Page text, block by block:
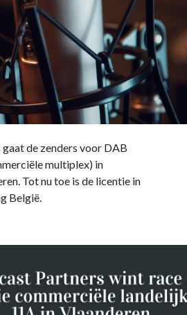
de zenders voor DAB
multiplex) in
Tot nu toe is de licentie in
België.